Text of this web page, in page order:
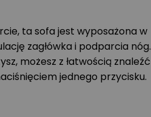
ta sofa jest wyposażona w
zagłówka i podparcia nóg.
możesz z łatwością znaleźć
jednego przycisku.